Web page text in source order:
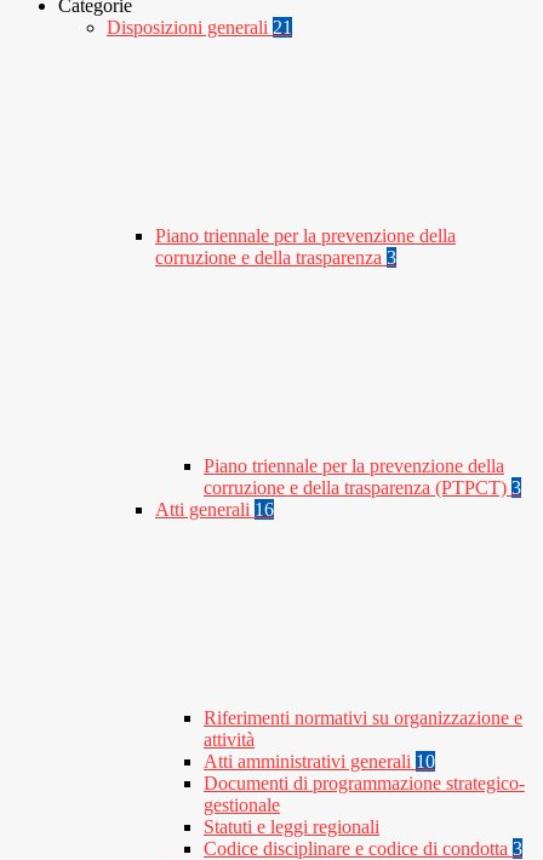
Categorie
Disposizioni generali 21
Piano triennale per la prevenzione della
corruzione e della trasparenza 3
Piano triennale per la prevenzione della
corruzione e della trasparenza (PTPCT) 3
Atti generali 16
Riferimenti normativi su organizzazione e
attività
Atti amministrativi generali 10
Documenti di programmazione strategico-
gestionale
Statuti e leggi regionali
Codice disciplinare e codice di condotta 3